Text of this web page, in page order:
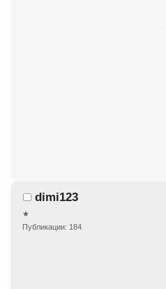
dimi123
★
Публикации: 184